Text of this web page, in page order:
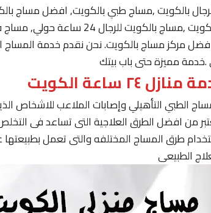
بالكويت ,مساج طبي بالكويت, افضل مساج
للرجال 24 ساعة حولي, مساج في الكويت ,مساج الكويت رجال
مركز مساج بالكويت. نحن نقدم خدمة المساج
.خدمة مميزة حتى باب بيتك
٢٤ ساعة الكويت
الطبي التأهيلي وإصابات الملاعب للاشخاص
من افضل الطرق العلاجية التى تساعد فى
طرق المساج المختلفه والتى تعمل
الطبيعى